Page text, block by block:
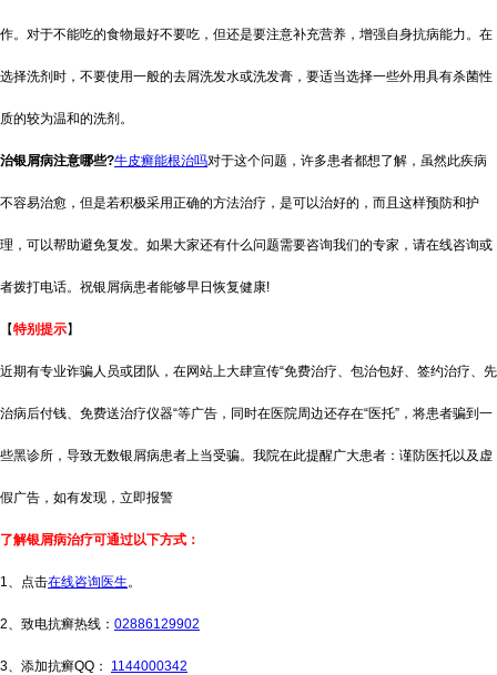
作。对于不能吃的食物最好不要吃，但还是要注意补充营养，增强自身抗病能力。在
选择洗剂时，不要使用一般的去屑洗发水或洗发膏，要适当选择一些外用具有杀菌性
质的较为温和的洗剂。
治银屑病注意哪些?牛皮癣能根治吗对于这个问题，许多患者都想了解，虽然此疾病
不容易治愈，但是若积极采用正确的方法治疗，是可以治好的，而且这样预防和护
理，可以帮助避免复发。如果大家还有什么问题需要咨询我们的专家，请在线咨询或
者拨打电话。祝银屑病患者能够早日恢复健康!
【特别提示】
近期有专业诈骗人员或团队，在网站上大肆宣传“免费治疗、包治包好、签约治疗、先
治病后付钱、免费送治疗仪器“等广告，同时在医院周边还存在“医托”，将患者骗到一
些黑诊所，导致无数银屑病患者上当受骗。我院在此提醒广大患者：谨防医托以及虚
假广告，如有发现，立即报警
了解银屑病治疗可通过以下方式：
1、点击在线咨询医生。
2、致电抗癣热线： 02886129902
3、添加抗癣QQ： 1144000342